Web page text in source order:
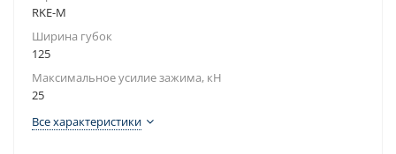
RKE-M
Ширина губок
125
Максимальное усилие зажима, кН
25
Все характеристики